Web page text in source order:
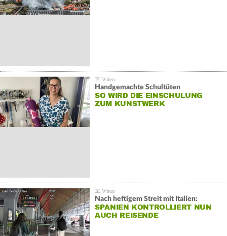
Handgemachte Schultüten
SO WIRD DIE EINSCHULUNG
ZUM KUNSTWERK
Nach heftigem Streit mit Italien:
SPANIEN KONTROLLIERT NUN
AUCH REISENDE